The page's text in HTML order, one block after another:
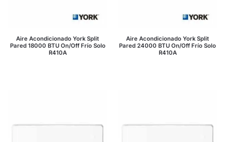
Aire Acondicionado York Split
Pared 18000 BTU On/Off Frío Solo
R410A
Aire Acondicionado York Split
Pared 24000 BTU On/Off Frío Solo
R410A